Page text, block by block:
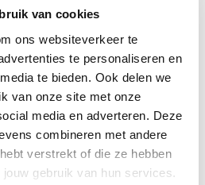
van cookies
ons websiteverkeer te
te personaliseren en
te bieden. Ook delen we
van onze site met onze
media en adverteren. Deze
combineren met andere
verstrekt of die ze hebben
gebruik van hun services.
afkoelen en zet ze goed
of vriezer. Laat restjes
buiten de koelkast staan.